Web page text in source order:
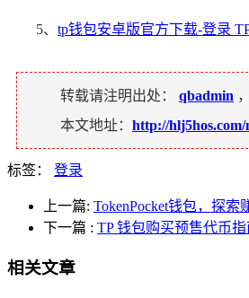
5、 tp钱包安卓版官方下载-登录
转载请注明出处： qbadmin
本文地址： http://
标签： 登录
上一篇: TokenPocket钱包，探索
下一篇 : TP 钱包购买预售代币指
相关文章